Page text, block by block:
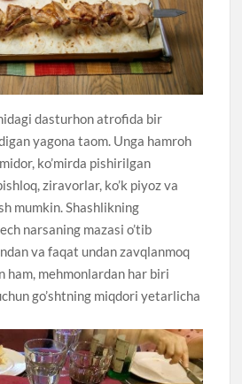
dasturhon atrofida bir
yagona taom. Unga hamroh
ko’mirda pishirilgan
ziravorlar, ko’k piyoz va
mumkin. Shashlikning
narsaning mazasi o’tib
va faqat undan zavqlanmoq
ham, mehmonlardan har biri
go’shtning miqdori yetarlicha